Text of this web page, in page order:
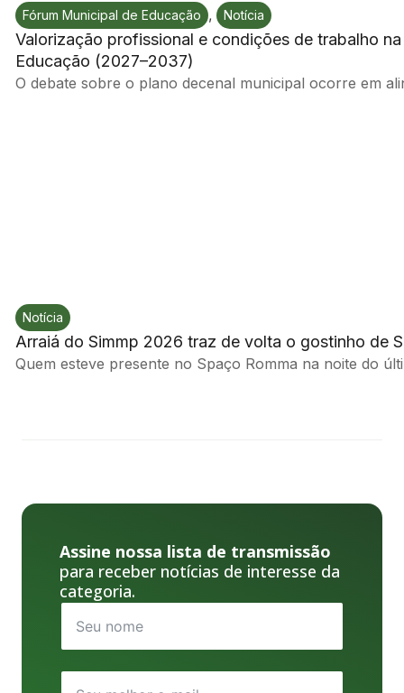
Fórum Municipal de Educação , Notícia
Valorização profissional e condições de trabalho
Educação (2027–2037)
O debate sobre o plano decenal municipal ocorre em
Notícia
Arraiá do Simmp 2026 traz de volta o gostinho de
Quem esteve presente no Spaço Romma na noite do
Assine nossa lista de transmissão
para receber notícias de interesse da
categoria.